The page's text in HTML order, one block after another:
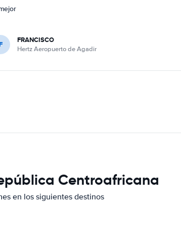
FRANCISCO
Hertz Aeropuerto de Agadir
Centroafricana
en los siguientes destinos